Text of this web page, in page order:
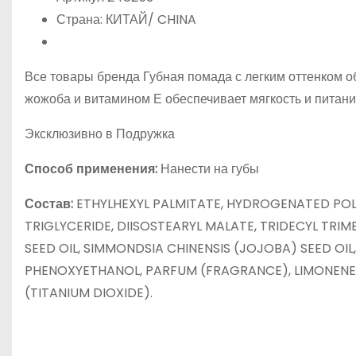
Страна: КИТАЙ/ CHINA
Все товары бренда Губная помада с легким
жожоба и витамином Е обеспечивает мягкость и
Эксклюзивно в Подружка
Способ применения: Нанести на губы
Состав: ETHYLHEXYL PALMITATE, HYDROGENATED
TRIGLYCERIDE, DIISOSTEARYL MALATE, TRIDECYL
SEED OIL, SIMMONDSIA CHINENSIS (JOJOBA) SEED
PHENOXYETHANOL, PARFUM (FRAGRANCE),
(TITANIUM DIOXIDE).